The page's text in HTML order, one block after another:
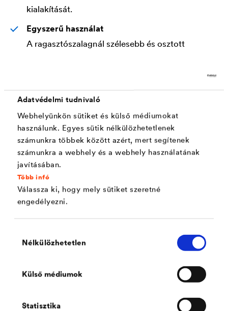
Adatvédelmi tudnivaló
Webhelyünkön sütiket és külső médiumokat
használunk. Egyes sütik nélkülözhetetlenek
számunkra többek között azért, mert segítenek
számunkra a webhely és a webhely használatának
javításában.
Több infó
Válassza ki, hogy mely sütiket szeretné
engedélyezni.
kiválasztása
Nélkülözhetetlen
Külső médiumok
Statisztika
kialakítását.
Egyszerű használat
A ragasztószalagnál szélesebb és osztott
Alkalmazás
ADELTA®-FLEXX-BAND FG 80/150 ideális
rendszerkiegészítője a
alátétfedéseknek, légzáró és párafékező fóliáknak és a
DELTA®-THENE öntapadó vízszigetelő lemeznek.
műanyaghoz, betonhoz, fához, falazathoz.
Az alábbi kisvideó bemutatja egy csőáttörés kialakítását